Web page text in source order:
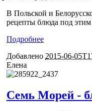
В Польской и
рецепты блюда под этим
Подробнее
Добавлено 2015-06-
Елена
Семь Морей -